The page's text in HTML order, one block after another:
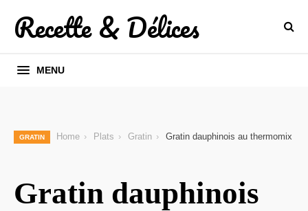
Recette & Délices
MENU
GRATIN Home Plats Gratin Gratin dauphinois au thermomix
Gratin dauphinois